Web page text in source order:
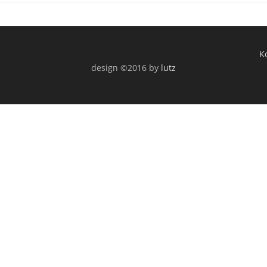
design ©2016 by lutz